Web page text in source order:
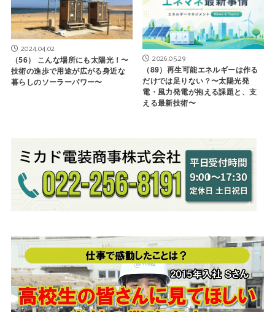
2024.04.02
（56） こんな場所にも太陽光！〜
技術の進歩で用途が広がる身近な
暮らしのソーラーパワー〜
2026.05.29
（89）再生可能エネルギーは作る
だけでは足りない？〜太陽光発
電・風力発電が抱える課題と、支
える最新技術〜